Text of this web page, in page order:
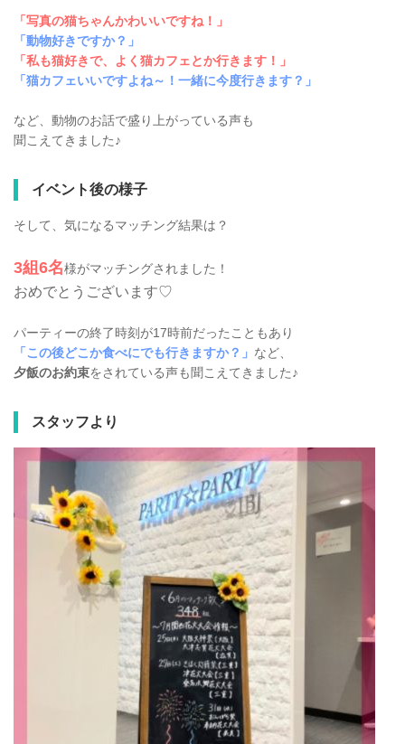
「写真の猫ちゃんかわいいですね！」
「動物好きですか？」
「私も猫好きで、よく猫カフェとか行きます！」
「猫カフェいいですよね～！一緒に今度行きます？」
など、動物のお話で盛り上がっている声も
聞こえてきました♪
イベント後の様子
そして、気になるマッチング結果は？
3組6名様がマッチングされました！
おめでとうございます♡
パーティーの終了時刻が17時前だったこともあり
「この後どこか食べにでも行きますか？」 など、
夕飯のお約束をされている声も聞こえてきました♪
スタッフより